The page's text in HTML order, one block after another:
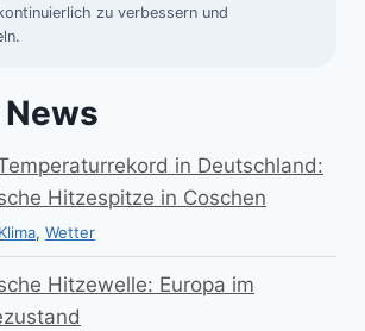
zu verbessern und
in Deutschland:
Hitzespitze in Coschen
Klima, Wetter
Hitzewelle: Europa im